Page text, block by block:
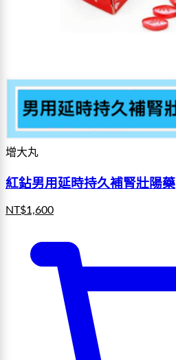
增大丸
紅鉆男用延時持久補腎壯陽藥
NT$1,600